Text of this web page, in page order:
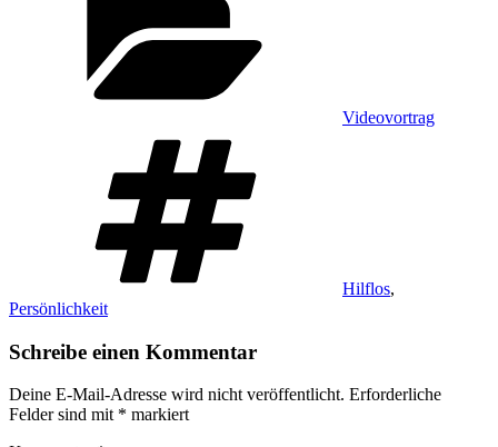
Videovortrag
Hilflos,
Persönlichkeit
Schreibe einen Kommentar
Deine E-Mail-Adresse wird nicht veröffentlicht. Erforderliche
Felder sind mit * markiert